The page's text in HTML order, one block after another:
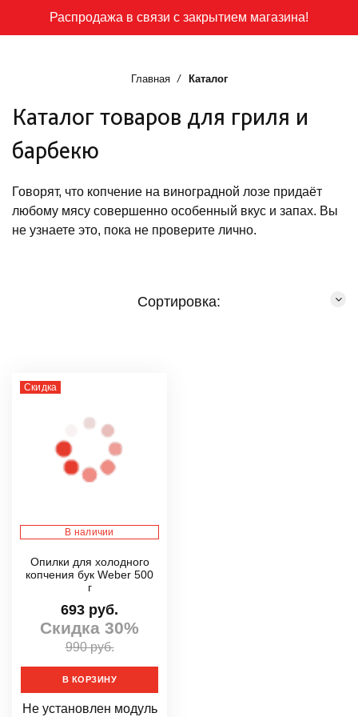
Распродажа в связи с закрытием магазина!
Главная Каталог
Каталог товаров для гриля и
барбекю
Говорят, что копчение на виноградной лозе придаёт
любому мясу совершенно особенный вкус и запах. Вы
не узнаете это, пока не проверите лично.
Сортировка:
Скидка
В наличии
Опилки для холодного
копчения бук Weber 500
г
693 руб.
Скидка 30%
990 руб.
В КОРЗИНУ
Не установлен модуль